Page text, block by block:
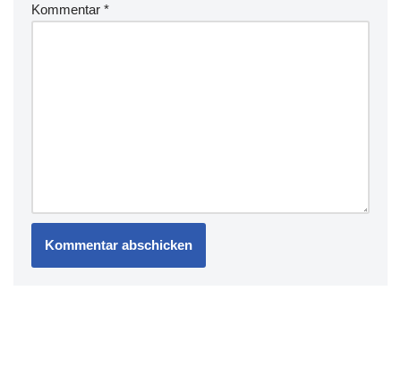
Kommentar *